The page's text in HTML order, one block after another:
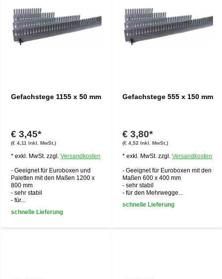
Gefachstege 1155 x 50 mm
€ 3,45*
(€ 4,11 Inkl. MwSt.)
* exkl. MwSt. zzgl. Versandkosten
- Geeignet für Euroboxen und
Paletten mit den Maßen 1200 x
800 mm
- sehr stabil
- für...
schnelle Lieferung
Gefachstege 555 x 150 mm
€ 3,80*
(€ 4,52 Inkl. MwSt.)
* exkl. MwSt. zzgl. Versandkosten
- Geeignet für Euroboxen mit den
Maßen 600 x 400 mm
- sehr stabil
- für den Mehrwegge...
schnelle Lieferung